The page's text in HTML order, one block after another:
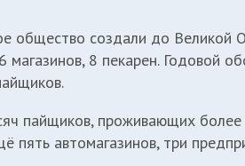
общество создали до Великой
магазинов, 8 пекарен. Годовой
пайщиков, проживающих
пять автомагазинов, три